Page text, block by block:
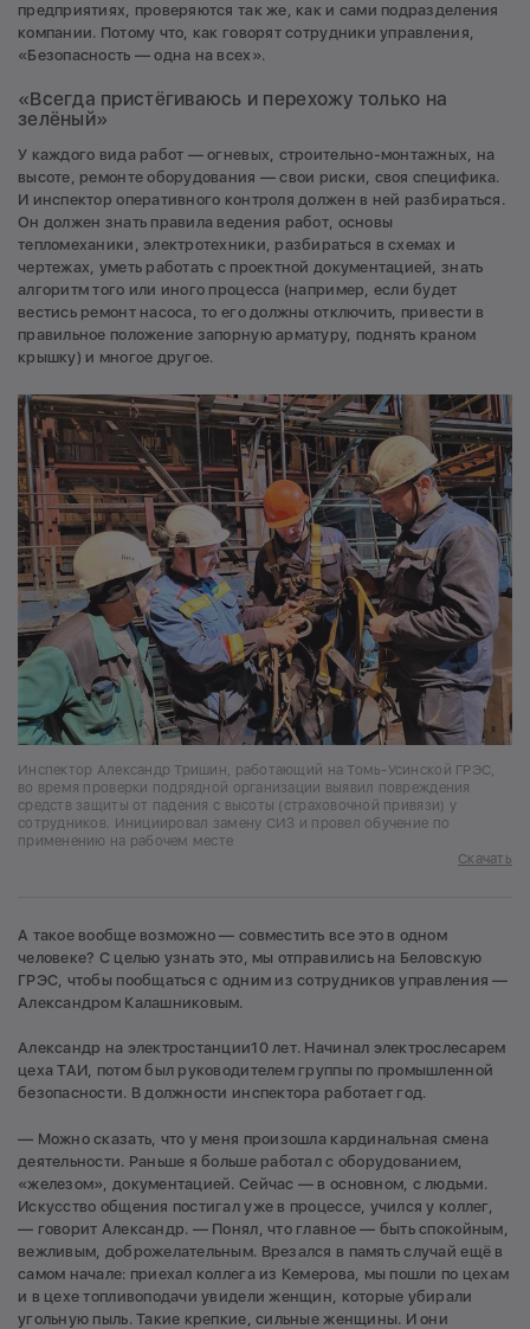
предприятиях, проверяются так же, как и сами подразделения
компании. Потому что, как говорят сотрудники управления,
«Безопасность — одна на всех».
«Всегда пристёгиваюсь и перехожу только на
зелёный»
У каждого вида работ — огневых, строительно-монтажных, на
высоте, ремонте оборудования — свои риски, своя специфика.
И инспектор оперативного контроля должен в ней разбираться.
Он должен знать правила ведения работ, основы
тепломеханики, электротехники, разбираться в схемах и
чертежах, уметь работать с проектной документацией, знать
алгоритм того или иного процесса (например, если будет
вестись ремонт насоса, то его должны отключить, привести в
правильное положение запорную арматуру, поднять краном
крышку) и многое другое.
Инспектор Александр Тришин, работающий на Томь-Усинской ГРЭС,
во время проверки подрядной организации выявил повреждения
средств защиты от падения с высоты (страховочной привязи) у
сотрудников. Инициировал замену СИЗ и провел обучение по
применению на рабочем месте
Скачать
А такое вообще возможно — совместить все это в одном
человеке? С целью узнать это, мы отправились на Беловскую
ГРЭС, чтобы пообщаться с одним из сотрудников управления —
Александром Калашниковым.
Александр на электростанции10 лет. Начинал электрослесарем
цеха ТАИ, потом был руководителем группы по промышленной
безопасности. В должности инспектора работает год.
— Можно сказать, что у меня произошла кардинальная смена
деятельности. Раньше я больше работал с оборудованием,
«железом», документацией. Сейчас — в основном, с людьми.
Искусство общения постигал уже в процессе, учился у коллег,
— говорит Александр. — Понял, что главное — быть спокойным,
вежливым, доброжелательным. Врезался в память случай ещё в
самом начале: приехал коллега из Кемерова, мы пошли по цехам
и в цехе топливоподачи увидели женщин, которые убирали
угольную пыль. Такие крепкие, сильные женщины. И они